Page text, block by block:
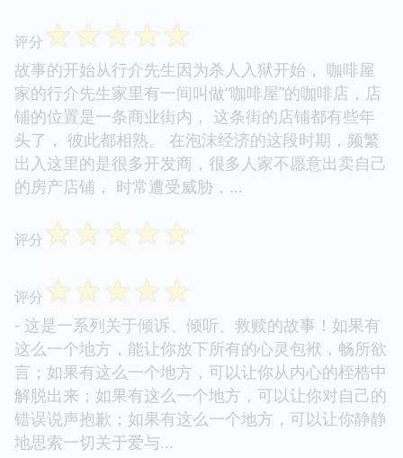
评分 ☆☆☆☆☆
故事的开始从行介先生因为杀人入狱开始， 咖啡屋
家的行介先生家里有一间叫做“咖啡屋”的咖啡店，店
铺的位置是一条商业街内， 这条街的店铺都有些年
头了， 彼此都相熟。 在泡沫经济的这段时期，频繁
出入这里的是很多开发商，很多人家不愿意出卖自己
的房产店铺， 时常遭受威胁，...
评分 ☆☆☆☆☆
评分 ☆☆☆☆☆
- 这是一系列关于倾诉、倾听、救赎的故事！如果有
这么一个地方，能让你放下所有的心灵包袱，畅所欲
言；如果有这么一个地方，可以让你从内心的桎梏中
解脱出来；如果有这么一个地方，可以让你对自己的
错误说声抱歉；如果有这么一个地方，可以让你静静
地思索一切关于爱与...